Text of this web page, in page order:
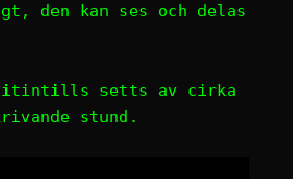
den kan ses och delas
hitintills setts av cirka
stund.